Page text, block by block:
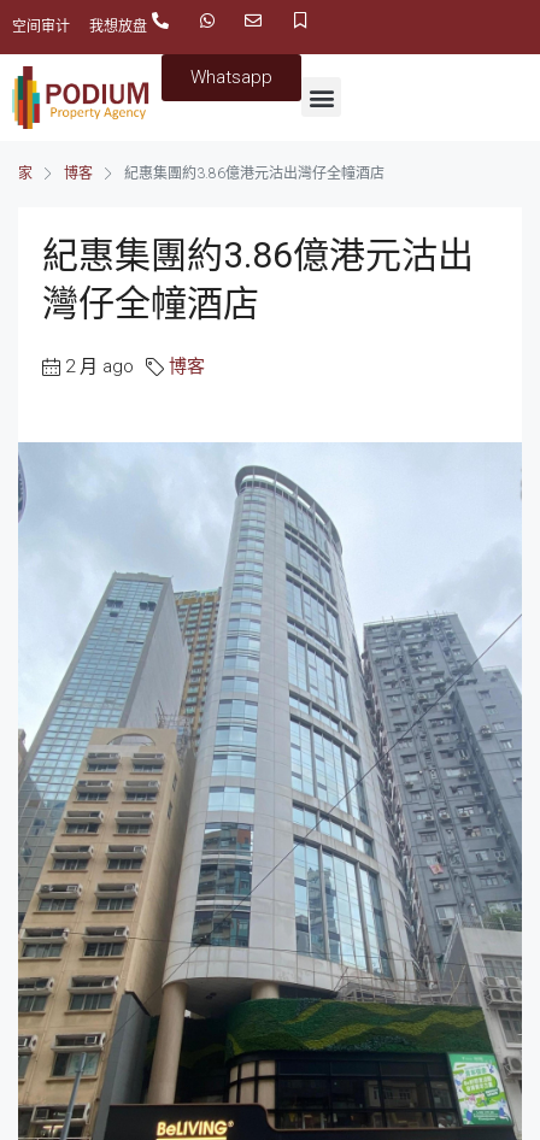
空间审计 我想放盘
Whatsapp
家 博客 紀惠集團約3.86億港元沽出灣仔全幢酒店
紀惠集團約3.86億港元沽出
灣仔全幢酒店
2 月 ago 博客